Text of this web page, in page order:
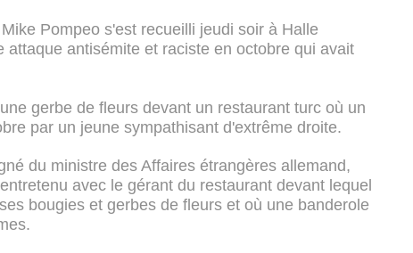
Pompeo s'est recueilli jeudi soir à Halle
attaque antisémite et raciste en octobre qui avait
gerbe de fleurs devant un restaurant turc où un
par un jeune sympathisant d'extrême droite.
du ministre des Affaires étrangères allemand,
avec le gérant du restaurant devant lequel
bougies et gerbes de fleurs et où une banderole